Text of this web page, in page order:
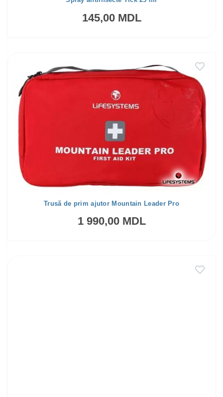
145,00 MDL
Trusă de prim ajutor Mountain Leader Pro
1 990,00 MDL